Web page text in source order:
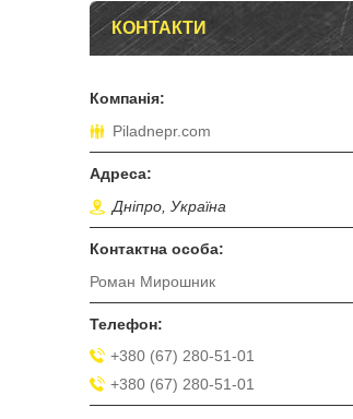
КОНТАКТИ
Piladnepr.com
Дніпро, Україна
Роман Мирошник
+380 (67) 280-51-01
+380 (67) 280-51-01